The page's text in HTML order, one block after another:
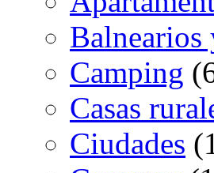
Balnearios
Camping
Casas
Ciudades